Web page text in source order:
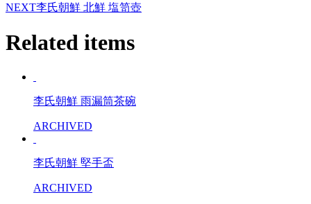
NEXT李氏朝鮮 北鮮 塩笥壺
Related items
李氏朝鮮 雨漏筒茶碗
ARCHIVED
李氏朝鮮 堅手盃
ARCHIVED